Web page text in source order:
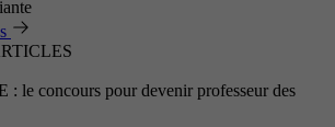
: le concours pour devenir professeur des